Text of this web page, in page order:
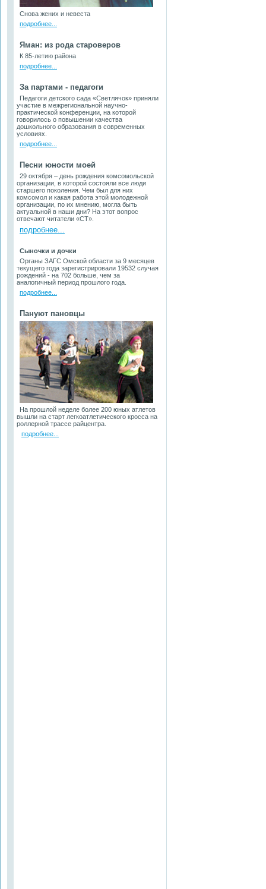
Снова жених и невеста
подробнее...
Яман: из рода староверов
К 85-летию района
подробнее...
За партами - педагоги
Педагоги детского сада «Светлячок» приняли
участие в межрегиональной научно-
практической конференции, на которой
говорилось о повышении качества
дошкольного образования в современных
условиях.
подробнее...
Песни юности моей
29 октября – день рождения комсомольской
организации, в которой состояли все люди
старшего поколения. Чем был для них
комсомол и какая работа этой молодежной
организации, по их мнению, могла быть
актуальной в наши дни? На этот вопрос
отвечают читатели «СТ».
подробнее...
Сыночки и дочки
Органы ЗАГС Омской области за 9 месяцев
текущего года зарегистрировали 19532 случая
рождений - на 702 больше, чем за
аналогичный период прошлого года.
подробнее...
Пануют пановцы
На прошлой неделе более 200 юных атлетов
вышли на старт легкоатлетического кросса на
роллерной трассе райцентра.
подробнее...